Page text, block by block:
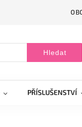
Hledat
PŘÍSLUŠENSTVÍ